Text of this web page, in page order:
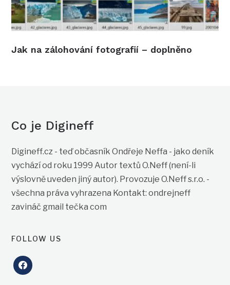
Jak na zálohování fotografií – doplněno
Co je Digineff
Digineff.cz - teď občasník Ondřeje Neffa - jako deník
vychází od roku 1999 Autor textů O.Neff (není-li
výslovně uveden jiný autor). Provozuje O.Neff s.r.o. -
všechna práva vyhrazena Kontakt: ondrejneff
zavináč gmail tečka com
FOLLOW US
facebook